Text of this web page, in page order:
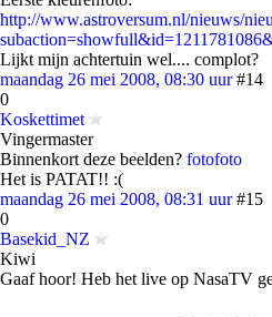
http://www.astroversum.nl/nieuws/
Lijkt mijn achtertuin wel.... complot?
maandag 26 mei 2008, 08:30 uur #14
0
Koskettimet
Vingermaster
Binnenkort deze beelden? fotofoto
Het is PATAT!! :(
maandag 26 mei 2008, 08:31 uur #15
0
Basekid_NZ
Kiwi
Gaaf hoor! Heb het live op NasaTV